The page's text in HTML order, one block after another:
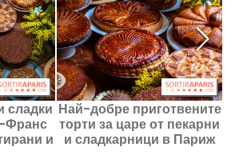
сладки
Франс
и
Най-добре приготвените
торти за царе от пекарни
и сладкарници в Париж